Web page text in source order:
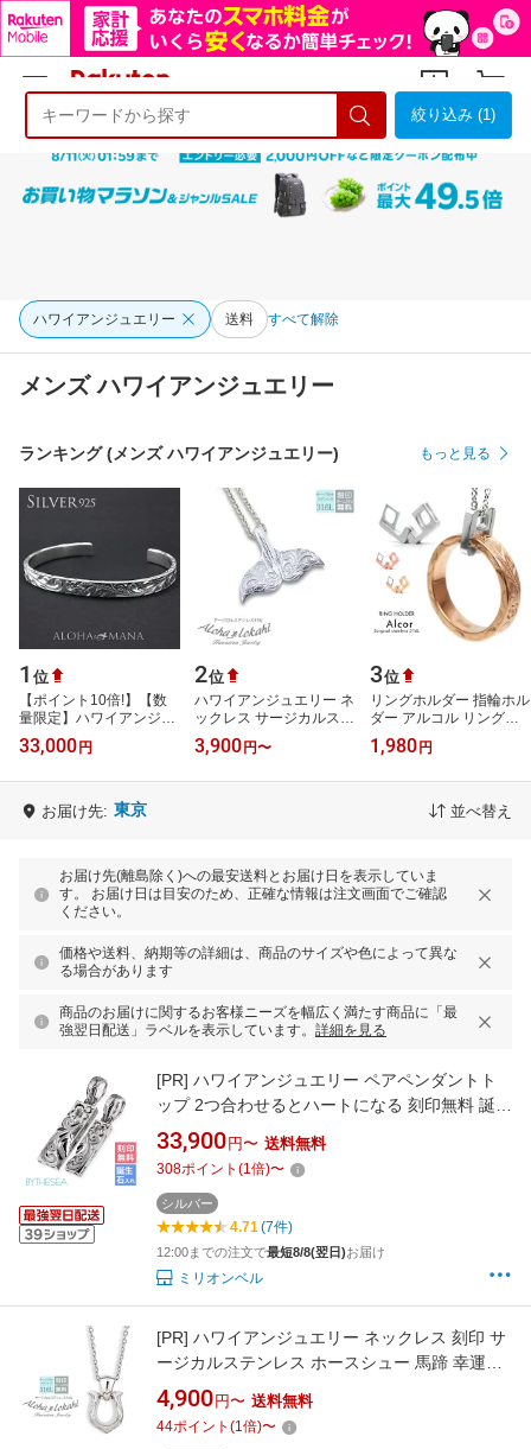
ようこそ 楽天市場へ ログイン
絞り込み (1)
ハワイアンジュエリー 送料 すべて解除
メンズ ハワイアンジュエリー
ランキング (メンズ ハワイアンジュエリー) もっと見る
1 位
【ポイント10倍!】【数
量限定】ハワイアンジュ
エリー バングル アクセ
サリー シルバー レディ
33,000 円
2位
ハワイアンジュエリー ネ
ックレス サージカルステ
ンレス くじらの尻尾 く
じらのネックレス 刻印
3,900 円〜
3位
リングホルダー 指輪ホル
ダー アルコル リングホ
ルダー ネックレス ペン
ダントトップ サージカル
1,980 円
お届け先: 東京 並べ替え
お届け先(離島除く)への最安送料とお届け日を表示していま
す。 お届け日は目安のため、正確な情報は注文画面でご確認
ください。
価格や送料、納期等の詳細は、商品のサイズや色によって異な
る場合があります
商品のお届けに関するお客様ニーズを幅広く満たす商品に「最
強翌日配送」ラベルを表示しています。 詳細を見る
[PR] ハワイアンジュエリー ペアペンダントト
ップ 2つ合わせるとハートになる 刻印無料 誕生
石入れ可(有料) LOVEハート 2個セット シルバ
ー925 ネックレスチェーン別売 ペンダントヘッ
ド BY THE SEA バイザシー | カップル 夫婦 プ
レゼント 【品番：SP312SLP】
33,900 円〜 送料無料
308ポイント (1倍)〜
シルバー
4.71(7件)
12:00までの注文で最短8/8(翌日)お届け
ミリオンベル
[PR] ハワイアンジュエリー ネックレス 刻印 サ
ージカルステンレス ホースシュー 馬蹄 幸運の
お守り 上品 大人 シンプル ペンダント 金属アレ
ルギー対応 人気 つけっぱなし 錆びない アロハ
ロカヒ ブランド 【誕生日記念日】 父の日 ギフ
4,900 円〜 送料無料
44ポイント (1倍)〜